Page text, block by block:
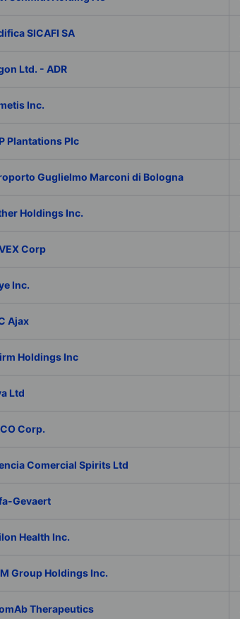
SICAFI SA
Ltd. - ADR
Inc.
Plantations Plc
Guglielmo Marconi di Bologna
Holdings Inc.
Corp
Inc.
Ajax
Holdings Inc
Ltd
Corp.
Comercial Spirits Ltd
Gevaert
Health Inc.
Group Holdings Inc.
Therapeutics